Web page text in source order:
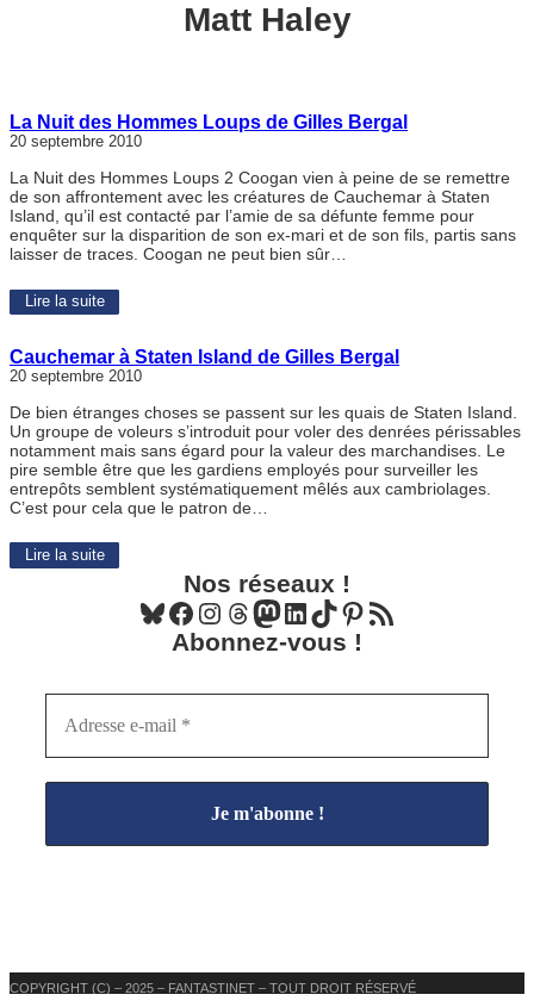
Matt Haley
La Nuit des Hommes Loups de Gilles Bergal
20 septembre 2010
La Nuit des Hommes Loups 2 Coogan vien à peine de se remettre
de son affrontement avec les créatures de Cauchemar à Staten
Island, qu’il est contacté par l’amie de sa défunte femme pour
enquêter sur la disparition de son ex-mari et de son fils, partis sans
laisser de traces. Coogan ne peut bien sûr…
Lire la suite
Cauchemar à Staten Island de Gilles Bergal
20 septembre 2010
De bien étranges choses se passent sur les quais de Staten Island.
Un groupe de voleurs s’introduit pour voler des denrées périssables
notamment mais sans égard pour la valeur des marchandises. Le
pire semble être que les gardiens employés pour surveiller les
entrepôts semblent systématiquement mêlés aux cambriolages.
C’est pour cela que le patron de…
Lire la suite
Nos réseaux !
Bluesky Facebook Instagram Threads Mastodon LinkedIn TikTok Pinterest Flux RSS
Abonnez-vous !
COPYRIGHT (C) – 2025 – FANTASTINET – TOUT DROIT RÉSERVÉ